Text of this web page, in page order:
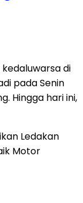
di
pada Senin
Hingga hari ini,